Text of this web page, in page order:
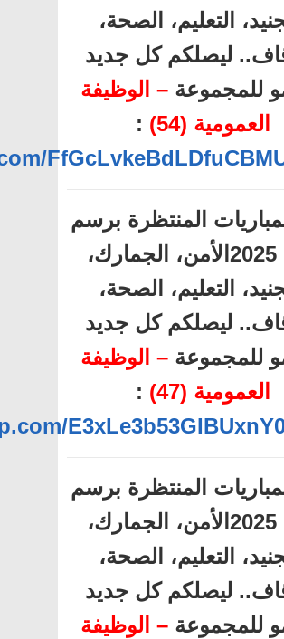
التعليم، الصحة،
ليصلكم كل جديد
للمجموعة – الوظيفة
العمومية (54)
:
المنتظرة برسم
سنة 2025الأمن، الجمارك،
التعليم، الصحة،
ليصلكم كل جديد
للمجموعة – الوظيفة
العمومية (47)
:
المنتظرة برسم
سنة 2025الأمن، الجمارك،
التعليم، الصحة،
ليصلكم كل جديد
للمجموعة – الوظيفة